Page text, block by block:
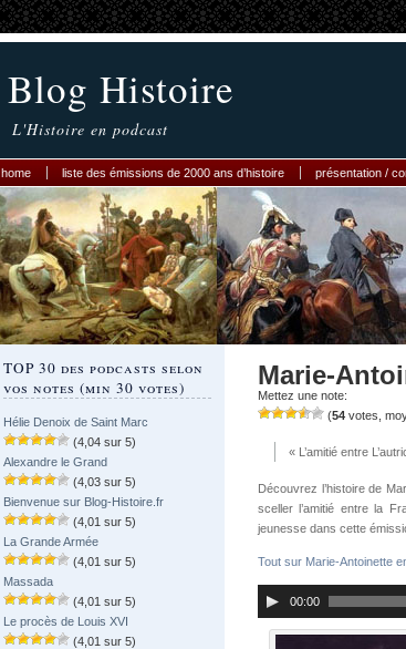
Blog Histoire
L'Histoire en podcast
home liste des émissions de 2000 ans d’histoire présentation /
TOP 30 des podcasts selon
vos notes (min 30 votes)
Hélie Denoix de Saint Marc
(4,04 sur 5)
Alexandre le Grand
(4,03 sur 5)
Bienvenue sur Blog-Histoire.fr
(4,01 sur 5)
La Grande Armée
(4,01 sur 5)
Massada
(4,01 sur 5)
Le procès de Louis XVI
(4,01 sur 5)
Marie-
Mettez une note:
(54 votes,
« L’amitié entre
Découvrez l’histoire de
sceller l’amitié entre la
jeunesse dans cette
Tout sur Marie-Antoinette
00:00